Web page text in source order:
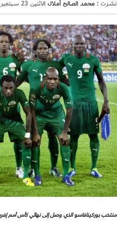
نشرت : محمد الصالح أملال الاثنين 23 سبتمبر 2013 01:56
منتخب بوركينافاسو الذي وصل إلى نهائي كأس أمم إفريقيا